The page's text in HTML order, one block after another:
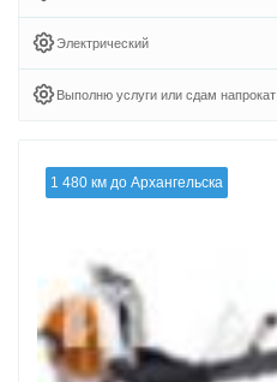
Электрический
Выполню услуги или сдам напрокат
1 480 км до Архангельска